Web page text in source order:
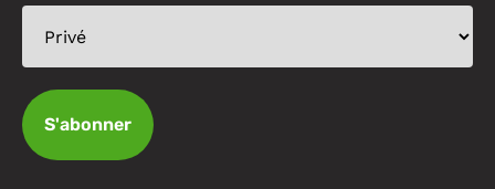
S'abonner